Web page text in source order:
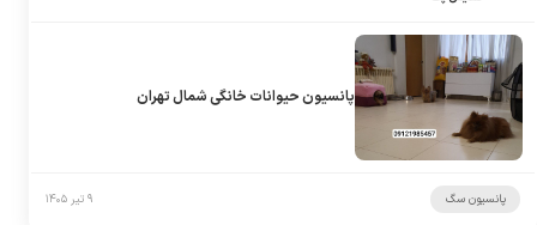
پانسیون حیوانات خانگی شمال تهران
پانسیون سگ ۹ تیر ۱۴۰۵